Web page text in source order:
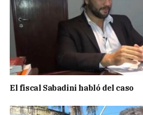
El fiscal Sabadini habló del caso